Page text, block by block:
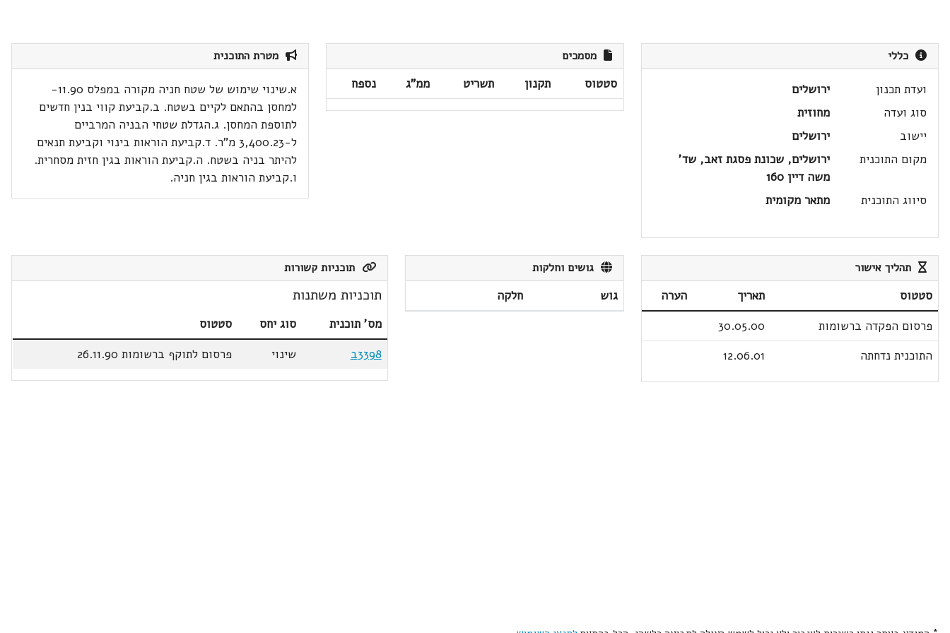
כללי
ועדת תכנון
ירושלים
סוג ועדה
מחוזית
יישוב
ירושלים
מקום התוכנית
ירושלים, שכונת פסגת זאב, שד'
משה דיין 160
סיווג התוכנית
מתאר מקומית
מסמכים
סטטוס תקנון תשריט ממ"ג נספח
מטרת התוכנית
א.שינוי שימוש של שטח חניה מקורה במפלס 11.90-
למחסן בהתאם לקיים בשטח. ב.קביעת קווי בנין חדשים
לתוספת המחסן. ג.הגדלת שטחי הבניה המרביים
ל-3,400.23 מ"ר. ד.קביעת הוראות בינוי וקביעת תנאים
להיתר בניה בשטח. ה.קביעת הוראות בגין חזית מסחרית.
ו.קביעת הוראות בגין חניה.
תהליך אישור
סטטוס תאריך
הערה
פרסום הפקדה ברשומות
30.05.00
התוכנית נדחתה
12.06.01
גושים וחלקות
גוש חלקה
תוכניות קשורות
תוכניות משתנות
מס' תוכנית סוג יחס
סטטוס
3398ב
שינוי פרסום לתוקף ברשומות 26.11.90